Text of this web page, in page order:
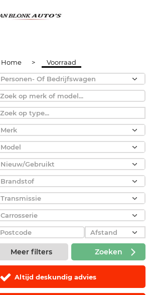
Home > Voorraad
Personen- Of Bedrijfswagen
Merk
Model
Nieuw/Gebruikt
Brandstof
Transmissie
Carrosserie
Meer filters Zoeken
Altijd deskundig advies